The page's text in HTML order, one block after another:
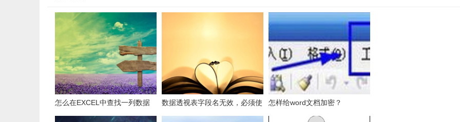
怎么在EXCEL中查找一列数据
有多少是重复的？
数据透视表字段名无效，必须使
怎样给word文档加密？